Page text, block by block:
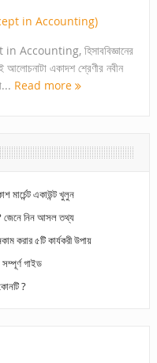
in Accounting, হিসাববিজ্ঞানের
একাদশ শ্রেণীর নবীন
Read more
মার্চেন্ট একাউন্ট খুলুন
জেনে নিন আসল তথ্য
করার ৫টি কার্যকরী উপায়
গাইড
?